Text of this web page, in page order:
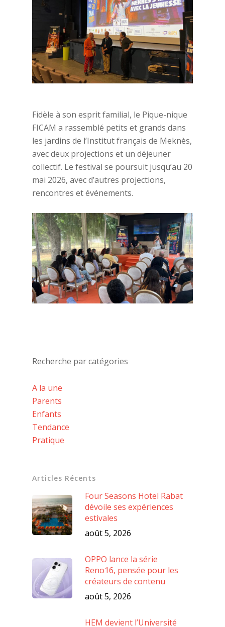
Fidèle à son esprit familial, le Pique-nique
FICAM a rassemblé petits et grands dans
les jardins de l’Institut français de Meknès,
avec deux projections et un déjeuner
collectif. Le festival se poursuit jusqu’au 20
mai 2026, avec d’autres projections,
rencontres et événements.
Recherche par catégories
A la une
Parents
Enfants
Tendance
Pratique
Articles Récents
Four Seasons Hotel Rabat
dévoile ses expériences
estivales
août 5, 2026
OPPO lance la série
Reno16, pensée pour les
créateurs de contenu
août 5, 2026
HEM devient l’Université